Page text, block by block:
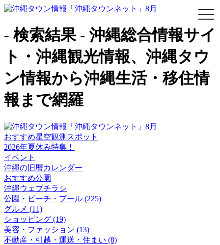
- 検索結果 - 沖縄総合情報サイ
ト・沖縄観光情報、沖縄タウ
ン情報から沖縄生活・移住情
報まで網羅
おすすめ星空観測スポット
2026年夏休み特集！
イベント
沖縄の旧暦カレンダー
おすすめ公園
沖縄ウェブチラシ
公園・ビーチ・プール (225)
グルメ (11)
ショッピング (19)
美容・ファッション (13)
不動産・引越・運送・住まい (8)